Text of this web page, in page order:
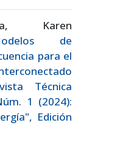
Karen
de
para el
Técnica
1 (2024):
Edición